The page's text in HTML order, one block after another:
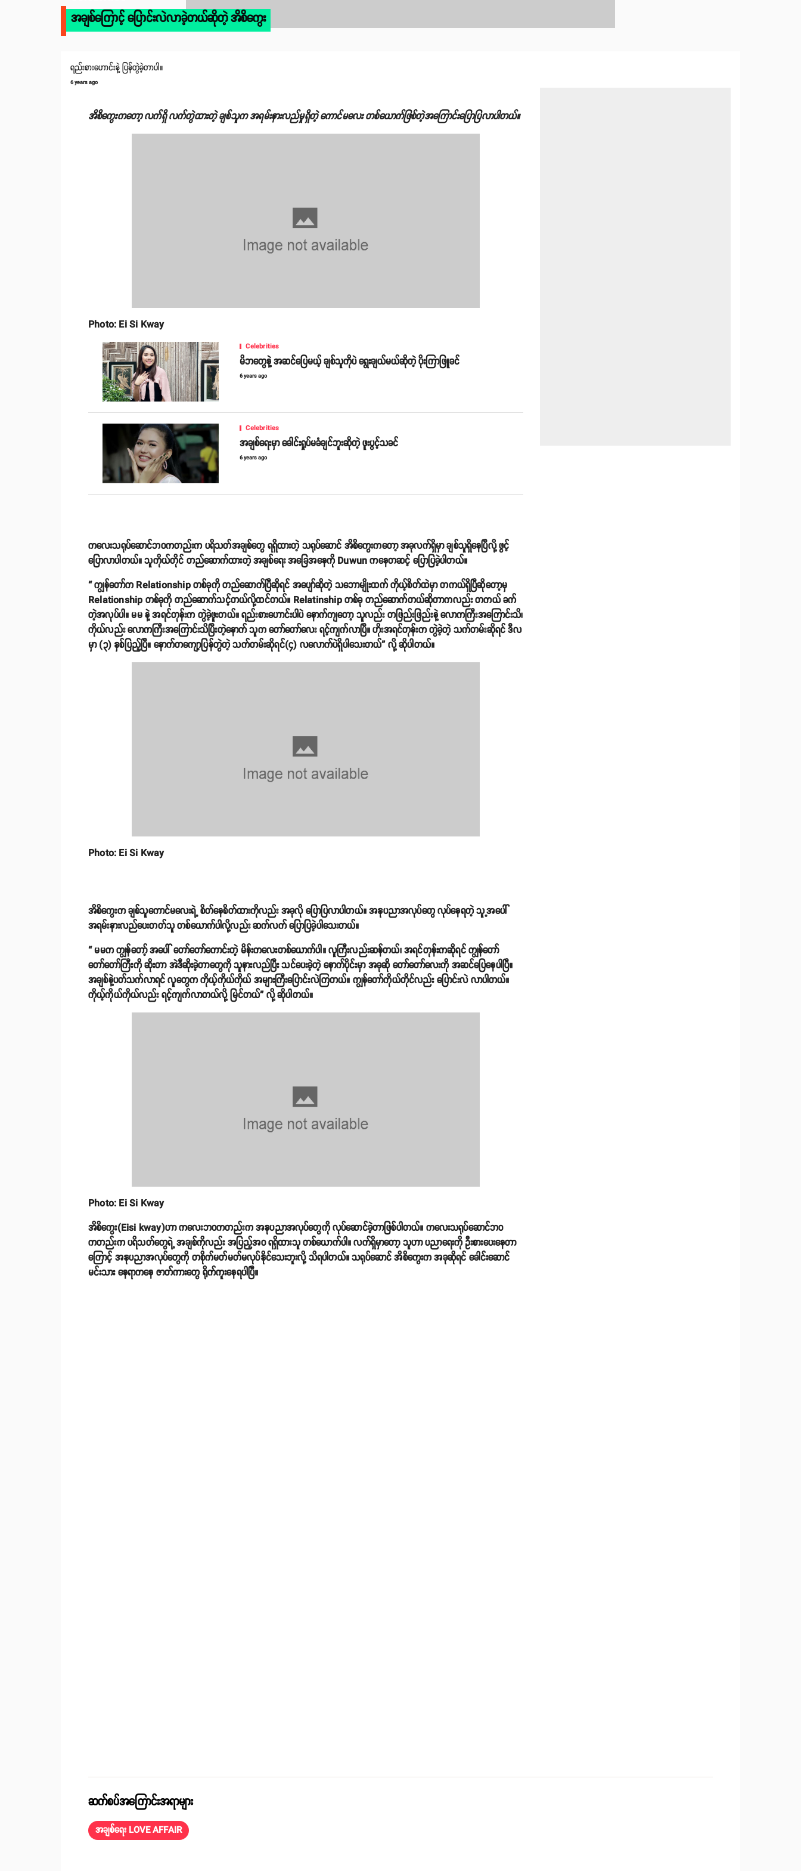
အချစ်ကြောင့် ပြောင်းလဲလာခဲ့တယ်ဆိုတဲ့ အိစိကွေး
ရည်းစားဟောင်းနဲ့ ပြန်တွဲခဲ့တာပါ။
6 years ago
အိစိကွေးကတော့ လက်ရှိ လက်တွဲထားတဲ့ ချစ်သူက အရမ်းနားလည်မှုရှိတဲ့ ကောင်မလေး တစ်ယောက်ဖြစ်တဲ့အကြောင်းပြောပြလာပါတယ်။
Photo: Ei Si Kway
Celebrities
မိဘတွေနဲ့ အဆင်ပြေမယ့် ချစ်သူကိုပဲ ရွေးချယ်မယ်ဆိုတဲ့ ပိုးကြာဖြူခင်
6 years ago
Celebrities
အချစ်ရေးမှာ ခေါင်းရှုပ်မခံချင်ဘူးဆိုတဲ့ ဖူးပွင့်သခင်
6 years ago
ကလေးသရုပ်ဆောင်ဘဝကတည်းက ပရိသတ်အချစ်တွေ ရရှိထားတဲ့ သရုပ်ဆောင် အိစိကွေးကတော့ အခုလက်ရှိမှာ ချစ်သူရှိနေပြီလို့ ဖွင့်
ပြောလာပါတယ်။ သူကိုယ်တိုင် တည်ဆောက်ထားတဲ့ အချစ်ရေး အခြေအနေကို Duwun ကနေတဆင့် ပြောပြခဲ့ပါတယ်။
“ ကျွန်တော်က Relationship တစ်ခုကို တည်ဆောက်ပြီဆိုရင် အပျော်ဆိုတဲ့ သဘောမျိုးထက် ကိုယ့်စိတ်ထဲမှာ တကယ်ရှိပြီဆိုတော့မှ
Relationship တစ်ခုကို တည်ဆောက်သင့်တယ်လို့ထင်တယ်။ Relatinship တစ်ခု တည်ဆောက်တယ်ဆိုတာကလည်း တကယ် ခက်
တဲ့အလုပ်ပါ။ မမ နဲ့ အရင်တုန်းက တွဲခဲ့ဖူးတယ်။ ရည်းစားဟောင်းပါပဲ နောက်ကျတော့ သူလည်း တဖြည်းဖြည်းနဲ့ လောကကြီးအကြောင်းသိ၊
ကိုယ်လည်း လောကကြီးအကြောင်းသိပြီးတဲ့နောက် သူက တော်တော်လေး ရင့်ကျက်လာပြီ။ ဟိုးအရင်တုန်းက တွဲခဲ့တဲ့ သက်တမ်းဆိုရင် ဒီလ
မှာ (၃) နှစ်ပြည့်ပြီ။ နောက်တကျော့ပြန်တွဲတဲ့ သက်တမ်းဆိုရင်(၄) လလောက်ပဲရှိပါသေးတယ်” လို့ ဆိုပါတယ်။
Photo: Ei Si Kway
အိစိကွေးက ချစ်သူကောင်မလေးရဲ့ စိတ်နေစိတ်ထားကိုလည်း အခုလို ပြောပြလာပါတယ်။ အနုပညာအလုပ်တွေ လုပ်နေရတဲ့ သူ့အပေါ်
အရမ်းနားလည်ပေးတတ်သူ တစ်ယောက်ပါလို့လည်း ဆက်လက် ပြောပြခဲ့ပါသေးတယ်။
“ မမက ကျွန်တော့် အပေါ် တော်တော်ကောင်းတဲ့ မိန်းကလေးတစ်ယောက်ပါ။ လူကြီးလည်းဆန်တယ်၊ အရင်တုန်းကဆိုရင် ကျွန်တော်
တော်တော်ကြီးကို ဆိုးတာ အဲဒီဆိုးခဲ့တာတွေကို သူနားလည်ပြီး သင်ပေးခဲ့တဲ့ နောက်ပိုင်းမှာ အခုဆို တော်တော်လေးကို အဆင်ပြေနေပါပြီ။
အချစ်နဲ့ပတ်သက်လာရင် လူတွေက ကိုယ့်ကိုယ်ကိုယ် အများကြီးပြောင်းလဲကြတယ်။ ကျွန်တော်ကိုယ်တိုင်လည်း ပြောင်းလဲ လာပါတယ်။
ကိုယ့်ကိုယ်ကိုယ်လည်း ရင့်ကျက်လာတယ်လို့ မြင်တယ်” လို့ ဆိုပါတယ်။
Photo: Ei Si Kway
အိစိကွေး(Eisi kway)ဟာ ကလေးဘဝကတည်းက အနုပညာအလုပ်တွေကို လုပ်ဆောင်ခဲ့တာဖြစ်ပါတယ်။ ကလေးသရုပ်ဆောင်ဘဝ
ကတည်းက ပရိသတ်တွေရဲ့ အချစ်ကိုလည်း အပြည့်အဝ ရရှိထားသူ တစ်ယောက်ပါ။ လက်ရှိမှာတော့ သူဟာ ပညာရေးကို ဦးစားပေးနေတာ
ကြောင့် အနုပညာအလုပ်တွေကို တစိုက်မတ်မတ်မလုပ်နိုင်သေးဘူးလို့ သိရပါတယ်။ သရုပ်ဆောင် အိစိကွေးက အခုဆိုရင် ခေါင်းဆောင်
မင်းသား နေရာကနေ ဇာတ်ကားတွေ ရိုက်ကူးနေရပါပြီ။
ဆက်စပ်အကြောင်းအရာများ
အချစ်ရေး LOVE AFFAIR